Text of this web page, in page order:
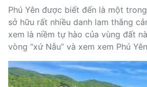
Phú Yên được biết đến là một
sở hữu rất nhiều danh lam thắng
xem là niềm tự hào của vùng đất
vòng “xứ Nẫu” và xem xem Phú
thắng cảnh nào? Ngắm nhìn qua
mức nào nhé?